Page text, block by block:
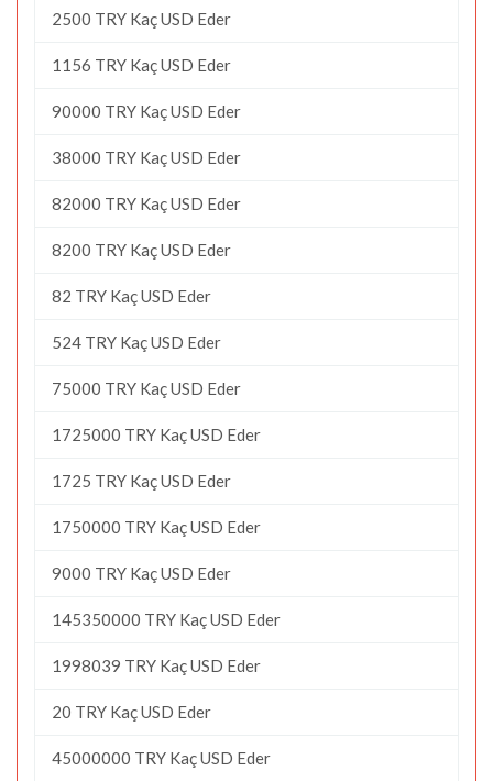
2500 TRY Kaç USD Eder
1156 TRY Kaç USD Eder
90000 TRY Kaç USD Eder
38000 TRY Kaç USD Eder
82000 TRY Kaç USD Eder
8200 TRY Kaç USD Eder
82 TRY Kaç USD Eder
524 TRY Kaç USD Eder
75000 TRY Kaç USD Eder
1725000 TRY Kaç USD Eder
1725 TRY Kaç USD Eder
1750000 TRY Kaç USD Eder
9000 TRY Kaç USD Eder
145350000 TRY Kaç USD Eder
1998039 TRY Kaç USD Eder
20 TRY Kaç USD Eder
45000000 TRY Kaç USD Eder